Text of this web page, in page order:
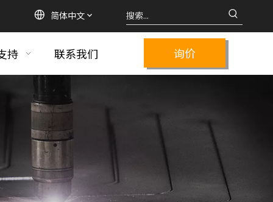
简体中文
持 联系我们 询价